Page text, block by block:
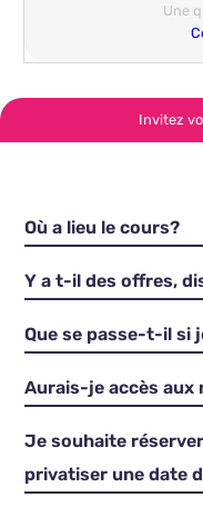
Une
Invitez
Où a lieu le cours?
Y a t-il des offres,
Que se passe-t-il si
Aurais-je accès
Je souhaite
privatiser une date